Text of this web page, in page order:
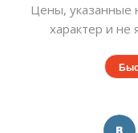
Цены, указанные
характер и не